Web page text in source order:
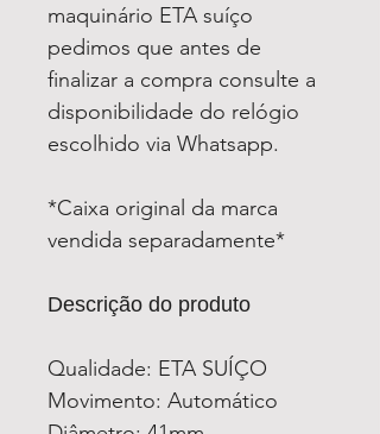
maquinário ETA suíço
pedimos que antes de
finalizar a compra consulte a
disponibilidade do relógio
escolhido via Whatsapp.
*Caixa original da marca
vendida separadamente*
Descrição do produto
Qualidade: ETA SUÍÇO
Movimento: Automático